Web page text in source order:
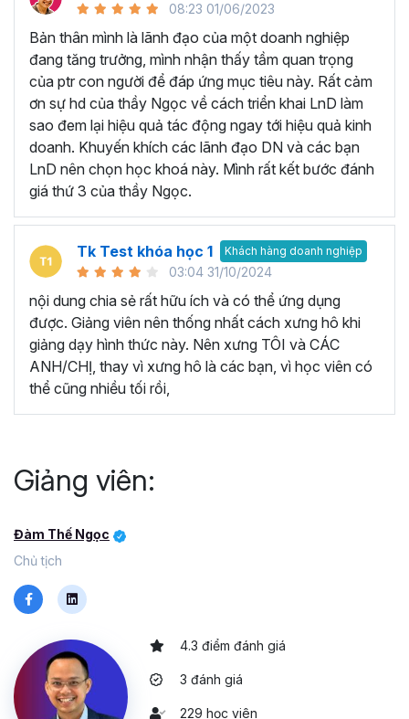
08:23 01/06/2023
Bản thân mình là lãnh đạo của một doanh nghiệp
đang tăng trưởng, mình nhận thấy tầm quan trọng
của ptr con người để đáp ứng mục tiêu này. Rất cảm
ơn sự hd của thầy Ngọc về cách triển khai LnD làm
sao đem lại hiệu quả tác động ngay tới hiệu quả kinh
doanh. Khuyến khích các lãnh đạo DN và các bạn
LnD nên chọn học khoá này. Mình rất kết bước đánh
giá thứ 3 của thầy Ngọc.
Tk Test khóa học 1 Khách hàng doanh nghiệp
03:04 31/10/2024
nội dung chia sẻ rất hữu ích và có thể ứng dụng
được. Giảng viên nên thống nhất cách xưng hô khi
giảng dạy hình thức này. Nên xưng TÔI và CÁC
ANH/CHỊ, thay vì xưng hô là các bạn, vì học viên có
thể cũng nhiều tối rồi,
Giảng viên:
Đàm Thế Ngọc
Chủ tịch
4.3 điểm đánh giá
3 đánh giá
229 học viên